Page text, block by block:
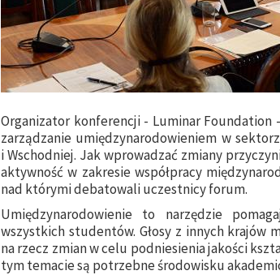
Organizator konferencji - Luminar Foundation
zarządzanie umiędzynarodowieniem w
i Wschodniej. Jak wprowadzać zmiany
aktywność w zakresie współpracy
nad którymi debatowali uczestnicy forum.
Umiędzynarodowienie to narzędzie
wszystkich studentów. Głosy z innych krajów
na rzecz zmian w celu podniesienia jakości
tym temacie są potrzebne środowisku